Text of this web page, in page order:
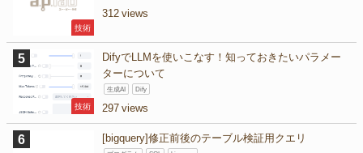
技術
312
技術
DifyでLLMを使いこなす！知っておきたいパラメー
ターについて
生成AI Dify
297
[bigquery]修正前後のテーブル検証用クエリ